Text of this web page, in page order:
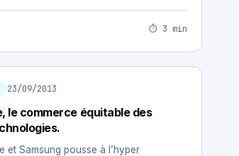
⏱ 3 min
23/09/2013
le commerce équitable des
et Samsung pousse à l’hyper